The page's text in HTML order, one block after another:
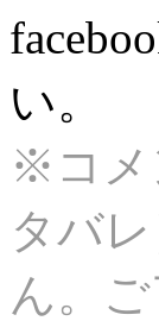
い。
※コメ
タバ
ん。ご